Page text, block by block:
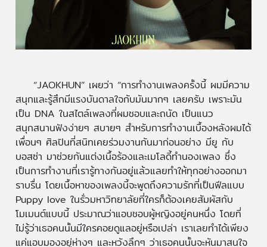
“JAOKHUN” เผยว่า “การทำงานเพลงครั้งนี้ ผมมีความ
สนุกและรู้สึกมีแรงบันดาลใจกับมันมากๆ เลยครับ เพราะมัน
เป็น DNA ในสไตล์เพลงที่ผมชอบและถนัด เป็นแนว
สนุกสนานฟังง่ายๆ สบายๆ สำหรับการทำงานเบื้องหลังผมได้
เพื่อนๆ ศิลปินที่สนิทเคยร่วมงานกันมาก่อนอย่าง มียู กับ
บอสซ่า มาช่วยกันแต่งเนื้อร้องและเมโลดี้ทำนองเพลง ซึ่ง
เป็นการทำงานที่เรารู้ทางกันอยู่แล้วแลยทำให้ทุกอย่างออกมา
ราบรื่น โดยเนื้อหาของเพลงนี้จะพูดถึงความรักที่เป็นฟีลแบบ
Puppy love ในรั่วมหาวิทยาลัยที่ใครก็ต้องเคยสัมผัสกับ
โมเมนต์แบบนี้ ประมาณว่าแอบชอบผู้หญิงอยู่คนหนึ่ง โดยที่
ไม่รู้ว่าเธอคนนั้นมีใครคอยดูแลอยู่หรือเปล่า เราเลยทำได้เพียง
แค่แอบมองอยู่ห่างๆ และหวังลึกๆ ว่าเธอคนนั้นจะหันมาสนใจ